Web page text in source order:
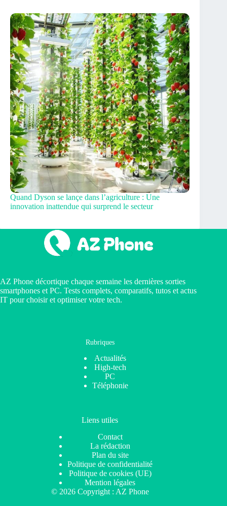
Quand Dyson se lançe dans l’agriculture : Une
innovation inattendue qui surprend le secteur
AZ Phone décortique chaque semaine les dernières sorties
smartphones et PC. Tests complets, comparatifs, tutos et actus
IT pour choisir et optimiser votre tech.
Rubriques
Actualités
High-tech
PC
Téléphonie
Liens utiles
Contact
La rédaction
Plan du site
Politique de confidentialité
Politique de cookies (UE)
Mention légales
© 2026 Copyright : AZ Phone